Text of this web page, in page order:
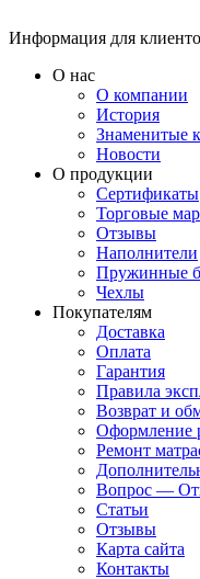
Информация для
О нас
О компании
История
Знаменитые
Новости
О продукции
Сертификаты
Торговые
Отзывы
Наполнители
Пружинные
Чехлы
Покупателям
Доставка
Оплата
Гарантия
Правила
Возврат и
Оформление
Ремонт
Вопрос —
Статьи
Отзывы
Карта сайта
Контакты